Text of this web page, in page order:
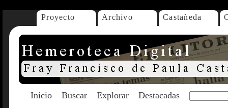
Proyecto Archivo Castañeda
Inicio Buscar Explorar Destacadas